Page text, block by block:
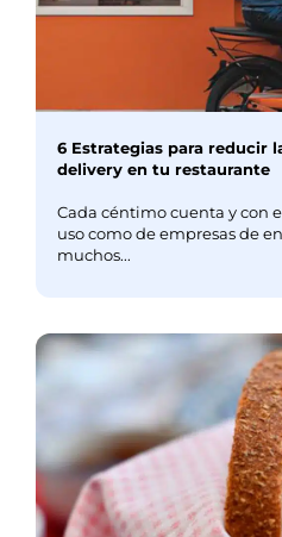
6 Estrategias para reducir
delivery en tu restaurante
Cada céntimo cuenta y con
uso como de empresas de
muchos...